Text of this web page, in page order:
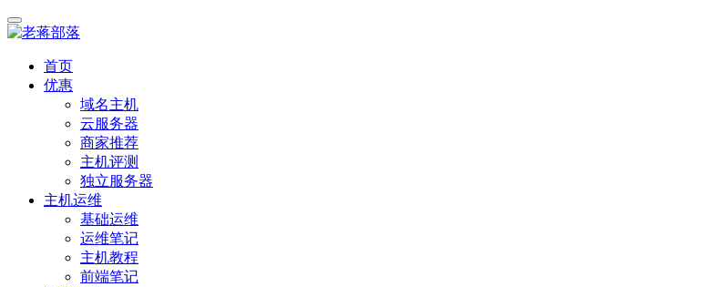
首页
优惠
域名主机
云服务器
商家推荐
主机评测
独立服务器
主机运维
基础运维
运维笔记
主机教程
前端笔记